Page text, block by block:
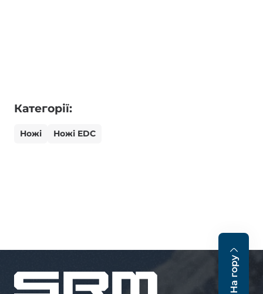
Категорії:
Ножі Ножі EDC
На гору